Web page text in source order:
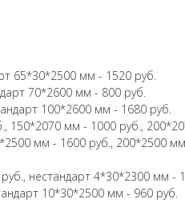
65*30*2500 мм - 1520 руб.
70*2600 мм - 800 руб.
100*2600 мм - 1680 руб.
150*2070 мм - 1000 руб.,
мм - 1600 руб., 200*2500
нестандарт 4*30*2300 мм -
10*30*2500 мм - 960 руб.